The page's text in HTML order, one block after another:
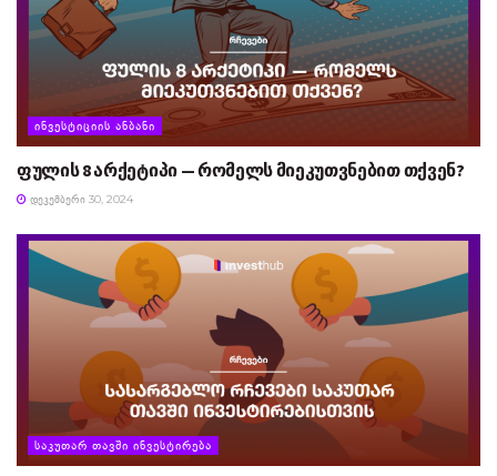
ᲘᲜᲕᲔᲡᲢᲘᲪᲘᲘᲡ ᲐᲜᲑᲐᲜᲘ
ფულის 8 არქეტიპი — რომელს მიეკუთვნებით თქვენ?
ᲓᲔᲙᲔᲛᲑᲔᲠᲘ 30, 2024
ᲡᲐᲙᲣᲗᲐᲠ ᲗᲐᲕᲨᲘ ᲘᲜᲕᲔᲡᲢᲘᲠᲔᲑᲐ